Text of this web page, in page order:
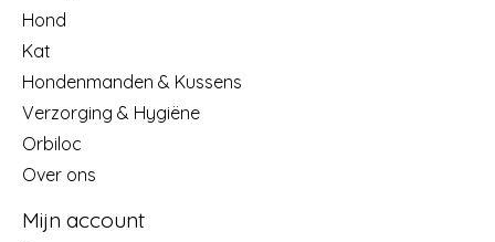
Hond
Kat
Hondenmanden & Kussens
Verzorging & Hygiëne
Orbiloc
Over ons
Mijn account